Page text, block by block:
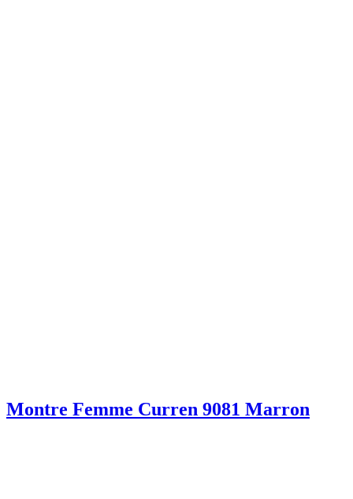
Montre Femme Curren 9081 Marron